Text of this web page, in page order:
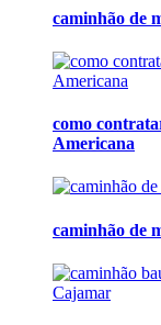
caminhão de
como
Americana
caminhão de